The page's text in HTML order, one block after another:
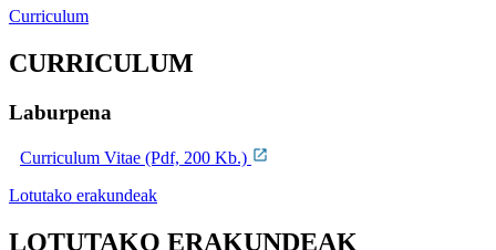
Curriculum
CURRICULUM
Laburpena
Curriculum Vitae (Pdf, 200 Kb.)
Lotutako erakundeak
LOTUTAKO ERAKUNDEAK